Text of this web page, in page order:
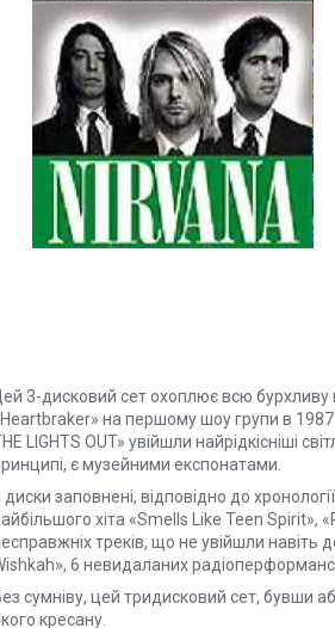
3-дисковий сет охоплює всю бурхливу
на першому шоу групи в
LIGHTS OUT» увійшли найрідкісніші
є музейними експонатами.
диски заповнені, відповідно до
хіта «Smells Like Teen
треків, що не увійшли
6 невидаланих
сумніву, цей тридисковий сет, бувши
кресану.